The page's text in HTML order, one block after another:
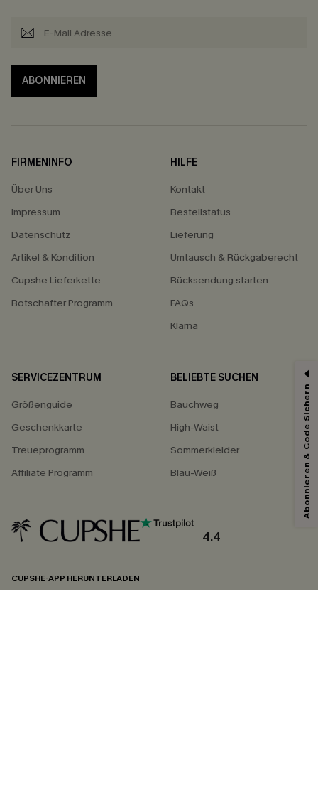
ABONNIEREN
FIRMENINFO
Über Uns
Impressum
Datenschutz
Artikel & Kondition
Cupshe Lieferkette
Botschafter Programm
HILFE
Kontakt
Bestellstatus
Lieferung
Umtausch & Rückgaberecht
Rücksendung starten
FAQs
Klarna
SERVICEZENTRUM
Größenguide
Geschenkkarte
Treueprogramm
Affiliate Programm
BELIEBTE SUCHEN
Bauchweg
High-Waist
Sommerkleider
Blau-Weiß
4.4
CUPSHE-APP HERUNTERLADEN
15% ERHALTEN
15% ohne MBW für E-Mail-Abonnenten.
*Ein Code pro Bestellung. Jeder Code ist einmal gültig.
undDatenschutzbestimmungen. Sie können sich jederzeit abmelden.
Abonnieren & Code Sichern